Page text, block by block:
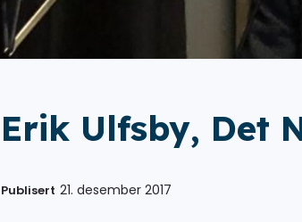
Erik Ulfsby, Det
Publisert 21. desember 2017